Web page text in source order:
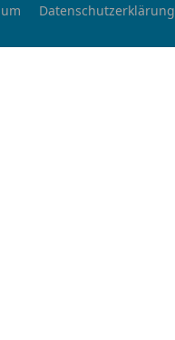
Datenschutzerklärung